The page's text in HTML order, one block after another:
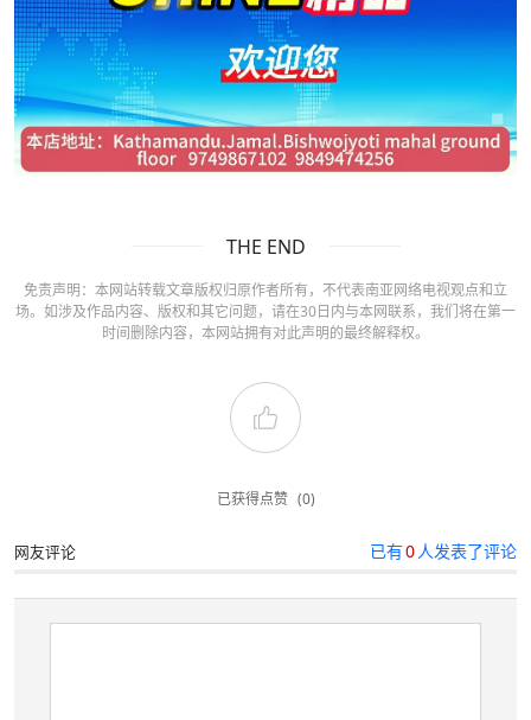
THE END
免责声明：本网站转载文章版权归原作者所有，不代表南亚网络电视观点和立
场。如涉及作品内容、版权和其它问题，请在30日内与本网联系，我们将在第一
时间删除内容，本网站拥有对此声明的最终解释权。
已获得点赞 (0)
网友评论 已有0 人发表了评论